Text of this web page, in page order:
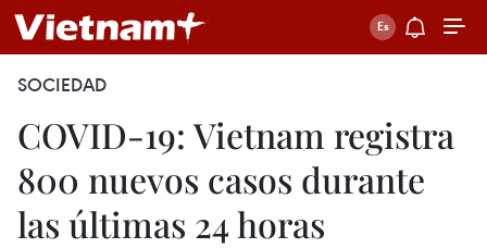
SOCIEDAD
COVID-19: Vietnam registra
800 nuevos casos durante
las últimas 24 horas